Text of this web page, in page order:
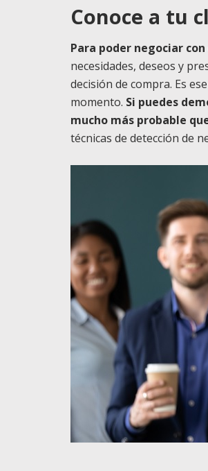
Conoce a tu
Para poder negociar
necesidades, deseos y
decisión de compra. Es
momento. Si puedes
mucho más probable
técnicas de detección de